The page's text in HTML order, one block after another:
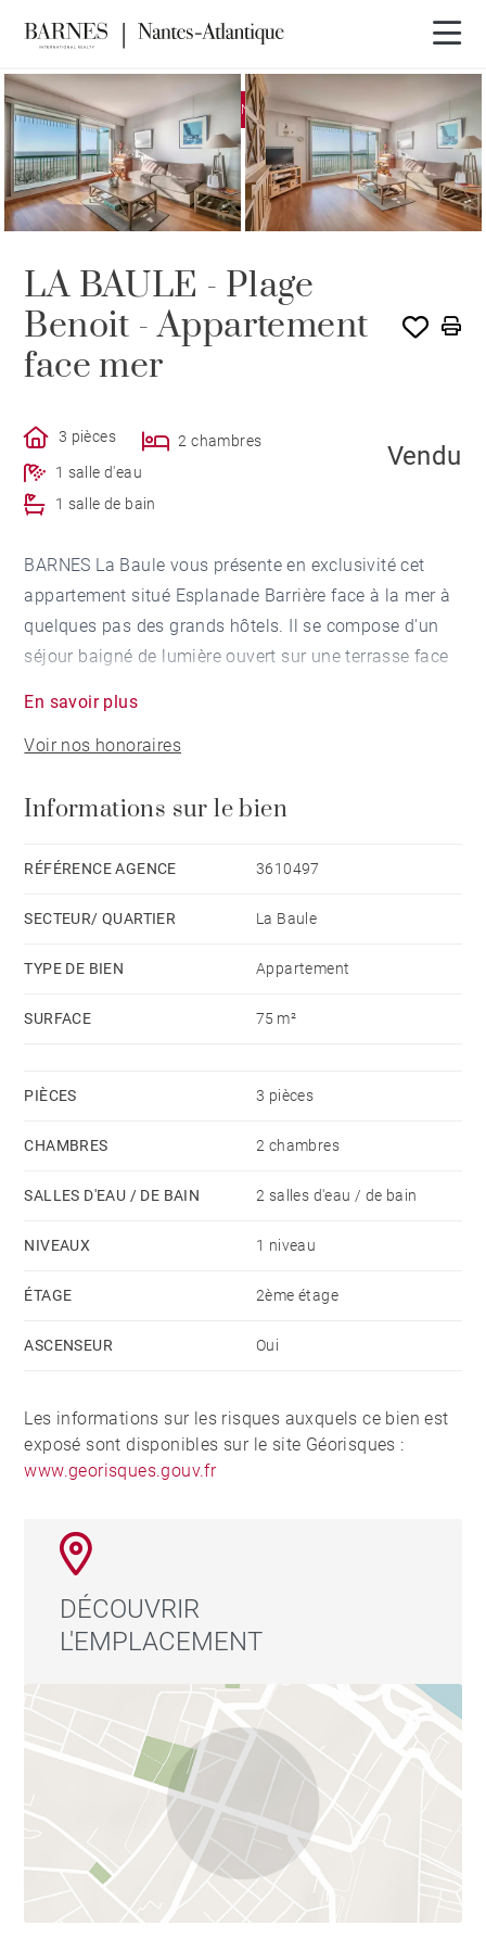
EXCLUSIVITÉ VENDU PAR BARNES
LA BAULE - Plage
Benoit - Appartement
face mer
3 pièces
2 chambres
1 salle d'eau
1 salle de bain
Vendu
BARNES La Baule vous présente en exclusivité cet
appartement situé Esplanade Barrière face à la mer à
quelques pas des grands hôtels. Il se compose d'un
séjour baigné de lumière ouvert sur une terrasse face
Baule, une cuisine open-space aménagée et équipée,
deux chambres, une salle de bains puis une salle
Rénové en 2008 avec des prestations de qualité.
de la quote-part de charges courantes 800 €/an - Les
exposé sont disponibles sur le site Géorisques :
www.georisques.gouv.fr
En savoir plus
Voir nos honoraires
Informations sur le bien
RÉFÉRENCE AGENCE 3610497
SECTEUR/ QUARTIER La Baule
TYPE DE BIEN Appartement
SURFACE 75 m²
PIÈCES 3 pièces
CHAMBRES 2 chambres
SALLES D'EAU / DE BAIN 2 salles d'eau / de bain
NIVEAUX 1 niveau
ÉTAGE 2ème étage
ASCENSEUR Oui
Les informations sur les risques auxquels ce bien est
exposé sont disponibles sur le site Géorisques :
www.georisques.gouv.fr
DÉCOUVRIR
L'EMPLACEMENT